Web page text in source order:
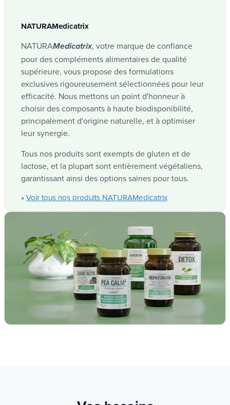
NATURAMedicatrix
NATURA Medicatrix, votre marque de confiance
pour des compléments alimentaires de qualité
supérieure, vous propose des formulations
exclusives rigoureusement sélectionnées pour leur
efficacité. Nous mettons un point d'honneur à
choisir des composants à haute biodisponibilité,
principalement d'origine naturelle, et à optimiser
leur synergie.
Tous nos produits sont exempts de gluten et de
lactose, et la plupart sont entièrement végétaliens,
garantissant ainsi des options saines pour tous.
»Voir tous nos produits NATURAMedicatrix